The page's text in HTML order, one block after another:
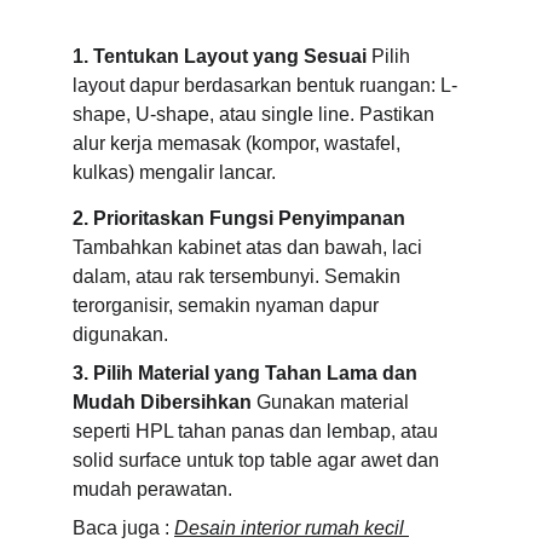
1. Tentukan Layout yang Sesuai Pilih
layout dapur berdasarkan bentuk ruangan: L-
shape, U-shape, atau single line. Pastikan
alur kerja memasak (kompor, wastafel,
kulkas) mengalir lancar.
2. Prioritaskan Fungsi Penyimpanan
Tambahkan kabinet atas dan bawah, laci
dalam, atau rak tersembunyi. Semakin
terorganisir, semakin nyaman dapur
digunakan.
3. Pilih Material yang Tahan Lama dan
Mudah Dibersihkan Gunakan material
seperti HPL tahan panas dan lembap, atau
solid surface untuk top table agar awet dan
mudah perawatan.
Baca juga : Desain interior rumah kecil